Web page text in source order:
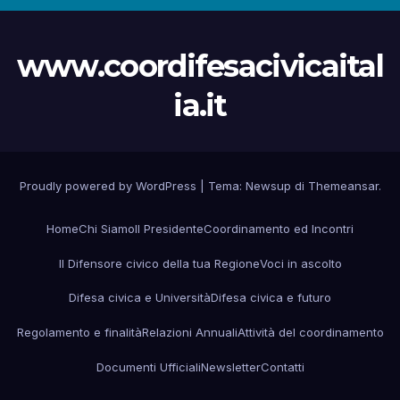
www.coordifesacivicaital
ia.it
Proudly powered by WordPress Tema: Newsup di Themeansar.
HomeChi SiamoIl PresidenteCoordinamento ed Incontri
Il Difensore civico della tua RegioneVoci in ascolto
Difesa civica e UniversitàDifesa civica e futuro
Regolamento e finalitàRelazioni AnnualiAttività del coordinamento
Documenti UfficialiNewsletterContatti